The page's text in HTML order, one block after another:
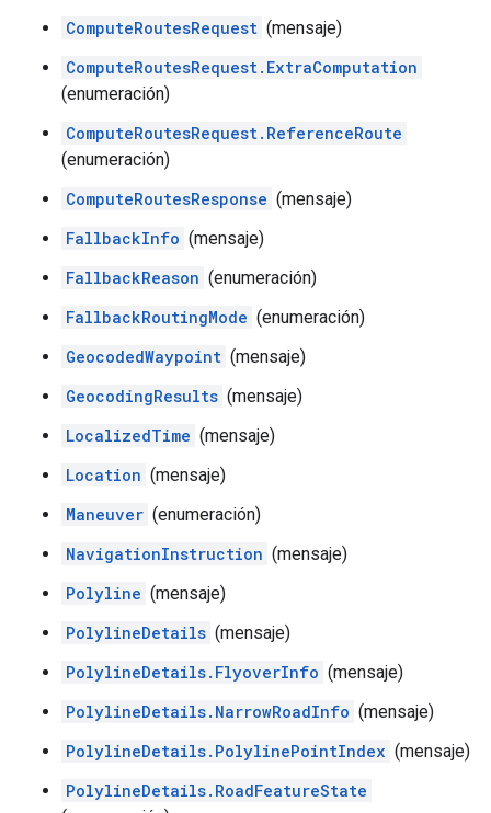
ComputeRoutesRequest (mensaje)
ComputeRoutesRequest.ExtraComputation
(enumeración)
ComputeRoutesRequest.ReferenceRoute
(enumeración)
ComputeRoutesResponse (mensaje)
FallbackInfo (mensaje)
FallbackReason (enumeración)
FallbackRoutingMode (enumeración)
GeocodedWaypoint (mensaje)
GeocodingResults (mensaje)
LocalizedTime (mensaje)
Location (mensaje)
Maneuver (enumeración)
NavigationInstruction (mensaje)
Polyline (mensaje)
PolylineDetails (mensaje)
PolylineDetails.FlyoverInfo (mensaje)
PolylineDetails.NarrowRoadInfo (mensaje)
PolylineDetails.PolylinePointIndex (mensaje)
PolylineDetails.RoadFeatureState